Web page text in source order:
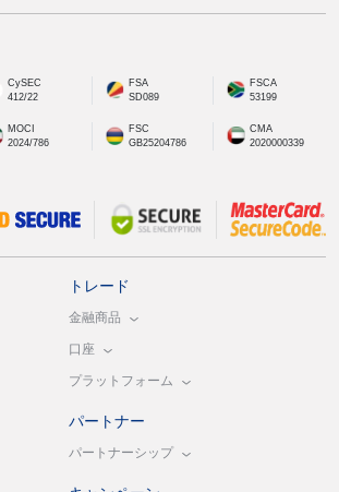
CySEC
412/22
FSA
SD089
FSCA
53199
MOCI
2024/786
FSC
GB25204786
CMA
2020000339
トレード
金融商品
口座
プラットフォーム
パートナー
パートナーシップ